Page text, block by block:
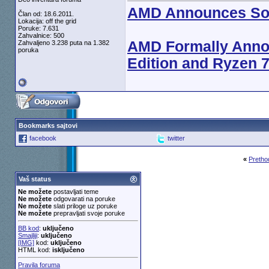
Član od: 18.6.2011.
Lokacija: off the grid
Poruke: 7.631
Zahvalnice: 500
Zahvaljeno 3.238 puta na 1.382
poruka
AMD Announces
AMD Formally
Edition and Ryzen
Bookmarks sajtovi
facebook
twitter
«
Vaš status
Ne možetepostavljati teme
Ne možeteodgovarati na poruke
Ne možeteslati priloge uz poruke
Ne možeteprepravljati svoje poruke
BB kod: uključeno
Smajliji: uključeno
[IMG]kod: uključeno
HTML kod: isključeno
Pravila foruma